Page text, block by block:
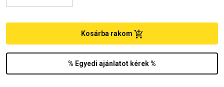
% Egyedi ajánlatot kérek %
Kosárba rakom